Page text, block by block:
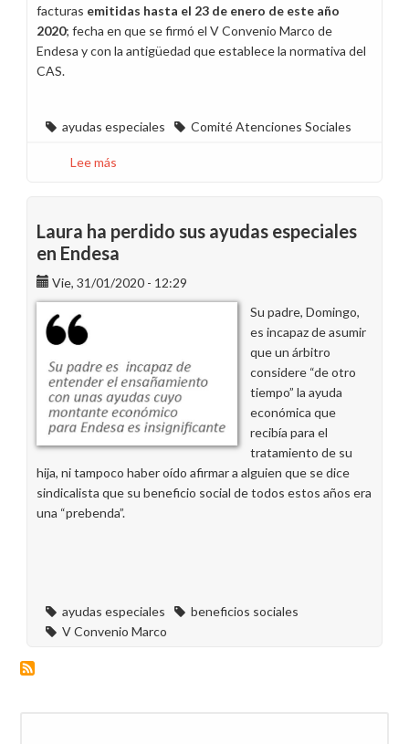
facturas emitidas hasta el 23 de enero de este año
2020; fecha en que se firmó el V Convenio Marco de
Endesa y con la antigüedad que establece la normativa del
CAS.
ayudas especiales Comité Atenciones Sociales
Lee más
facturas
para
el
próximo
Atenciones
Sociales
en
Canarias
Laura ha perdido sus ayudas especiales
en Endesa
Vie, 31/01/2020 - 12:29
Su padre, Domingo,
es incapaz de asumir
que un árbitro
considere “de otro
tiempo” la ayuda
económica que
recibía para el
tratamiento de su
hija, ni tampoco haber oído afirmar a alguien que se dice
sindicalista que su beneficio social de todos estos años era
una “prebenda”.
ayudas especiales
beneficios sociales
V Convenio Marco